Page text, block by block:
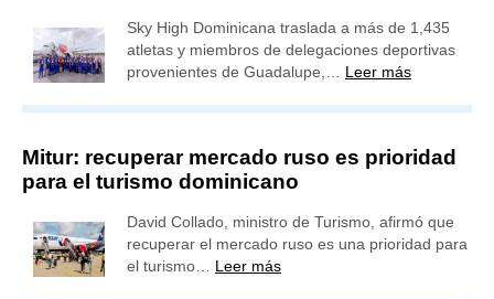
Sky High Dominicana traslada a más de 1,435
atletas y miembros de delegaciones deportivas
provenientes de Guadalupe,… Leer más
Mitur: recuperar mercado ruso es prioridad
para el turismo dominicano
David Collado, ministro de Turismo, afirmó que
recuperar el mercado ruso es una prioridad para
el turismo… Leer más